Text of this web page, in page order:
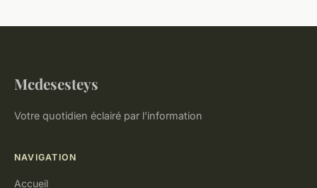
Mcdesesteys
Votre quotidien éclairé par l'information
NAVIGATION
Accueil